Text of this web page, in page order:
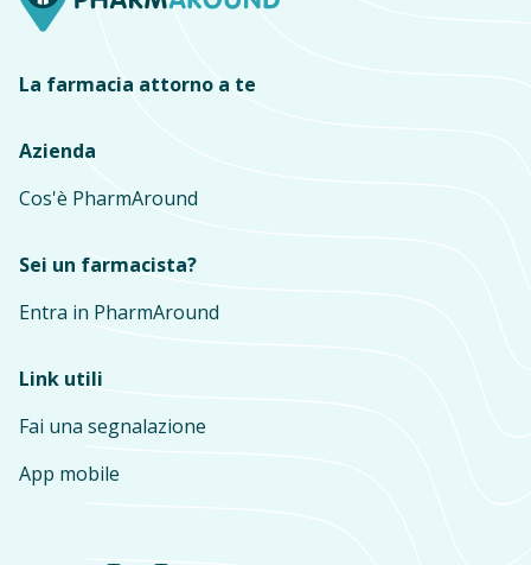
La farmacia attorno a te
Azienda
Cos'è PharmAround
Sei un farmacista?
Entra in PharmAround
Link utili
Fai una segnalazione
App mobile